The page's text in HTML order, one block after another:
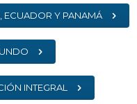
ECUADOR Y PANAMÁ
INTEGRAL